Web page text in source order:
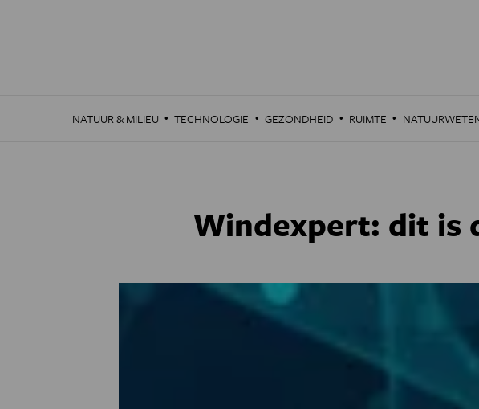
NATUUR & MILIEU · TECHNOLOGIE · GEZONDHEID · RUIMTE ·
Windexpert: dit is